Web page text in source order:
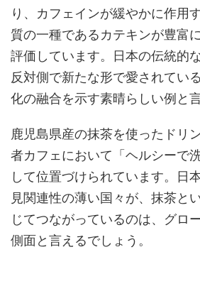
り、カフェインが緩やかに作用
質の一種であるカテキンが豊富
評価しています。日本の伝統的
反対側で新たな形で愛されてい
化の融合を示す素晴らしい例と
鹿児島県産の抹茶を使ったドリ
者カフェにおいて「ヘルシーで
して位置づけられています。日
見関連性の薄い国々が、抹茶と
じてつながっているのは、グロ
側面と言えるでしょう。